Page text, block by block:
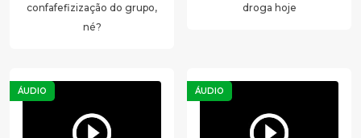
confafefizização do grupo,
né?
droga hoje
ÁUDIO ÁUDIO